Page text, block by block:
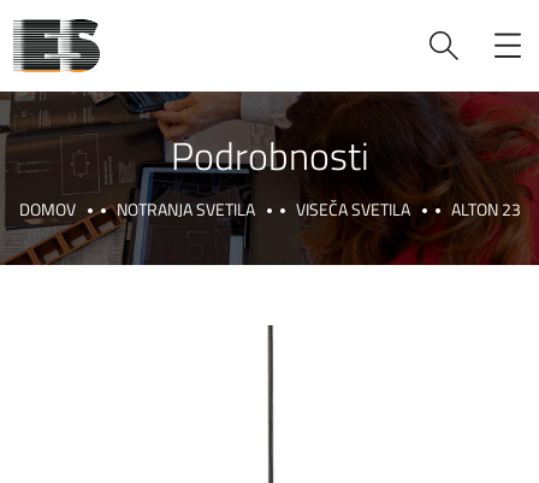
Podrobnosti
DOMOV NOTRANJA SVETILA VISEČA SVETILA ALTON 23